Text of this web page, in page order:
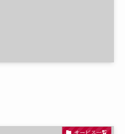
サービス一覧